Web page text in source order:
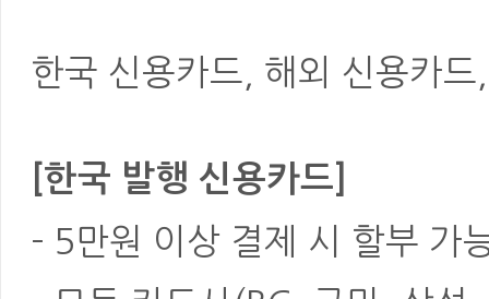
한국 신용카드, 해외 신용카
[한국 발행 신용카드]
- 5만원 이상 결제 시 할부 가